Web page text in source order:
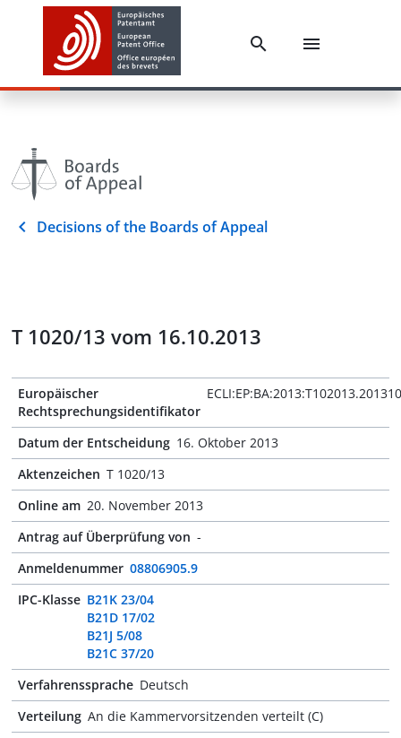
Decisions of the Boards of Appeal
T 1020/13 vom 16.10.2013
Europäischer
Rechtsprechungsidentifikator
Datum der Entscheidung 16. Oktober 2013
Aktenzeichen T 1020/13
Online am 20. November 2013
Antrag auf Überprüfung von -
Anmeldenummer 08806905.9
IPC-Klasse B21K 23/04
B21D 17/02
B21J 5/08
B21C 37/20
Verfahrenssprache Deutsch
Verteilung An die Kammervorsitzenden verteilt (C)